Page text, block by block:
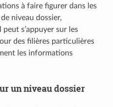
à faire figurer dans les
niveau dossier,
s’appuyer sur les
des filières particulières
les informations
un niveau dossier